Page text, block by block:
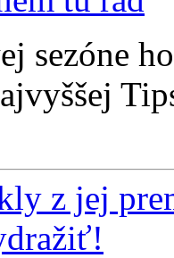
sezóne
z jej